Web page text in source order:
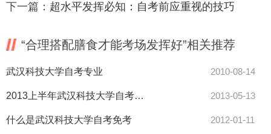
下一篇： 超水平发挥必知：自考前应重视的技巧
“合理搭配膳食才能考场发挥好”相关推荐
武汉科技大学自考专业 2010-08-14
2013上半年武汉科技大学自考毕业申请所需材料 2013-05-13
什么是武汉科技大学自考免考 2012-01-11